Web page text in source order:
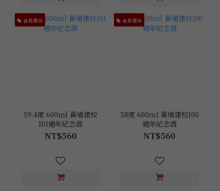
會員獨享
59.4度 600ml 黃埔建校
101週年紀念酒
NT$560
會員獨享
58度 600ml 黃埔建校100
週年紀念酒
NT$560